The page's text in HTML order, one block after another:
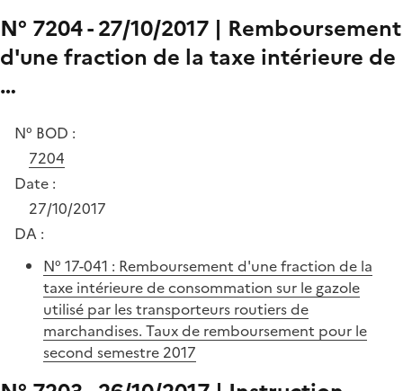
N° 7204 - 27/10/2017 | Remboursement
d'une fraction de la taxe intérieure de
…
N° BOD :
7204
Date :
27/10/2017
DA :
N° 17-041 : Remboursement d'une fraction de la
taxe intérieure de consommation sur le gazole
utilisé par les transporteurs routiers de
marchandises. Taux de remboursement pour le
second semestre 2017